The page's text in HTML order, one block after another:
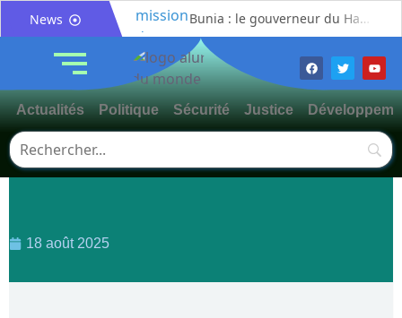
News
Bunia : le gouverneur du Haut-Uélé, Jean Bakomito Gambu, en mission de travail pour renforcer la coordination sécuritaire et sanitaire avec l’Ituri
Bunia : l’AIDAC-ASBL organise une prière d’action de grâce en l’honneur des finalistes musulmans admis à l’Examen d’État édition 2026
Ituri : un centre de traitement Ebola de plus de 100 lits ouvre ses portes pour renforcer la riposte
Ituri / Riposte contre Ebola : World Vision forme 50 leaders religieux à Bunia pour transformer la foi en actions contre Ebola
Djugu : l’ASADS et ALCAM sensibilisent près de 300 déplacés de Plaine Savo sur la protection des enfants et la cohésion sociale
Actualités Politique Sécurité Justice
18 août 2025